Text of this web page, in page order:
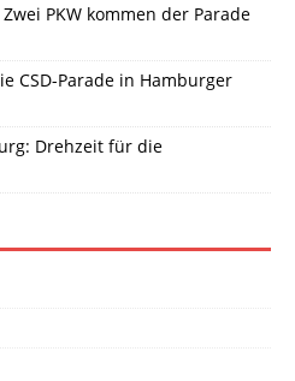
PKW kommen der Parade
CSD-Parade in Hamburger
Drehzeit für die